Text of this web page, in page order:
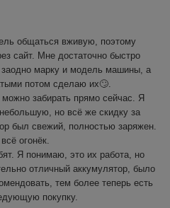
общаться вживую, поэтому
сайт. Мне достаточно быстро
заодно марку и модель машины, а
потом сделаю их🙄.
забирать прямо сейчас. Я
но всё же скидку за
был свежий, полностью заряжен.
огонёк.
Я понимаю, это их работа, но
отличный аккумулятор, было
тем более теперь есть
покупку.